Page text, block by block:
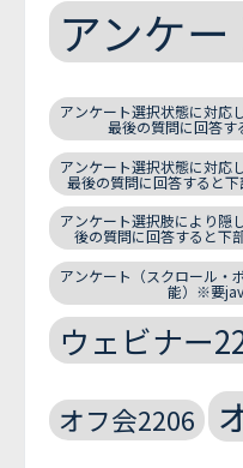
アンケー
アンケート選択状態に対応
最後の質問に回答
アンケート選択状態に対応
最後の質問に回答すると
アンケート選択肢により隠
後の質問に回答すると下
アンケート（スクロール・
能）※要
ウェビナー
オフ会2206